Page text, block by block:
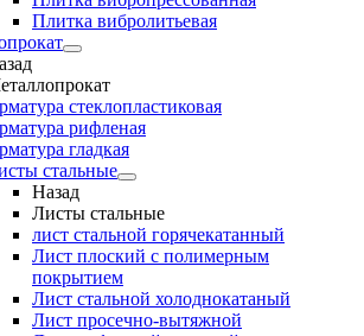
Плитка вибролитьевая
стеклопластиковая
рифленая
гладкая
стальные
Назад
Листы стальные
лист стальной горячекатанный
Лист плоский с полимерным
покрытием
Лист стальной холоднокатаный
Лист просечно-вытяжной